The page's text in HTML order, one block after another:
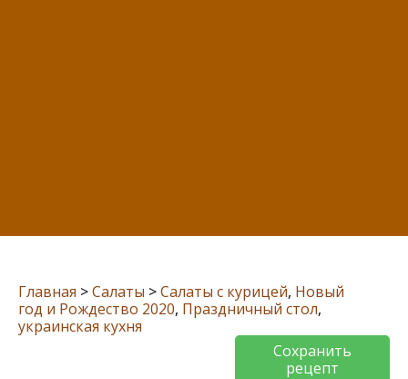
Главная >Салаты >Салаты с курицей, Новый
год и Рождество 2020, Праздничный стол,
украинская кухня
Сохранить
рецепт